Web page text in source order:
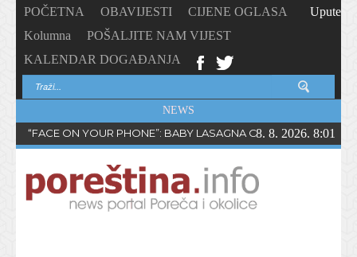
POČETNA OBAVIJESTI
CIJENE OGLASA
Kolumna
POŠALJITE NAM VIJEST
KALENDAR DOGAĐANJA
Upute
NEWS
“FACE ON YOUR PHONE”: BABY LASAGNA OBJAVIO NOVI
8. 8. 2026. 8:01